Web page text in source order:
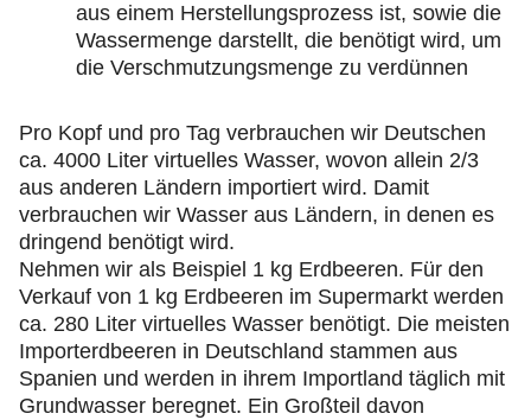
aus einem Herstellungsprozess ist, sowie die
Wassermenge darstellt, die benötigt wird, um
die Verschmutzungsmenge zu verdünnen
Pro Kopf und pro Tag verbrauchen wir Deutschen
ca. 4000 Liter virtuelles Wasser, wovon allein 2/3
aus anderen Ländern importiert wird. Damit
verbrauchen wir Wasser aus Ländern, in denen es
dringend benötigt wird.
Nehmen wir als Beispiel 1 kg Erdbeeren. Für den
Verkauf von 1 kg Erdbeeren im Supermarkt werden
ca. 280 Liter virtuelles Wasser benötigt. Die meisten
Importerdbeeren in Deutschland stammen aus
Spanien und werden in ihrem Importland täglich mit
Grundwasser beregnet. Ein Großteil davon